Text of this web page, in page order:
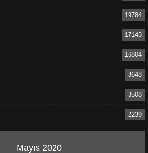
19784
17143
16804
3648
3508
2239
Mayıs 2020